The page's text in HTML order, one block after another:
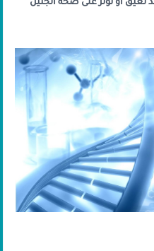
تعيق أو تؤثر على صحة الجنين